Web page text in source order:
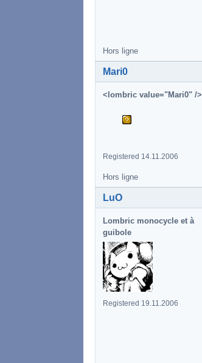
Hors ligne
Mari0
<lombric value="Mari0" />
Registered 14.11.2006
Hors ligne
LuO
Lombric monocycle et à
guibole
Registered 19.11.2006